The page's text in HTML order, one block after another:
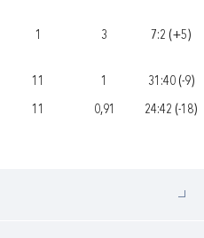
1 3 7:2 (+5)
11 1 31:40 (-9)
11 0,91 24:42 (-18)